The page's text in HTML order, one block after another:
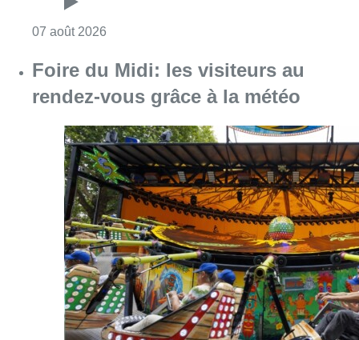
07 août 2026 Consulter l'article "Foire du Midi: les
Les Bruxellois respectent mieux les
zones 30 ?